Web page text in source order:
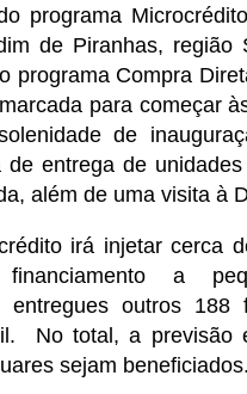
programa
de Piranhas, região
programa Compra
para começar
de
entrega de
além de uma visita à
irá injetar cerca
a
entregues outros 188
No total, a previsão
sejam